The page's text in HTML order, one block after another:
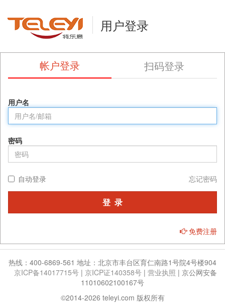
用户登录
帐户登录 扫码登录
用户名
密码
自动登录 忘记密码
登 录
免费注册
热线：400-6869-561 地址：北京市丰台区育仁南路1号院4号楼904
京ICP备14017715号 | 京ICP证140358号 | 营业执照 | 京公网安备
11010602100167号
©2014-2026 teleyi.com 版权所有